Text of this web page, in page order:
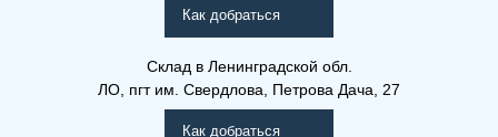
Как добраться
Склад в Ленинградской обл.
ЛО, пгт им. Свердлова, Петрова Дача, 27
Как добраться